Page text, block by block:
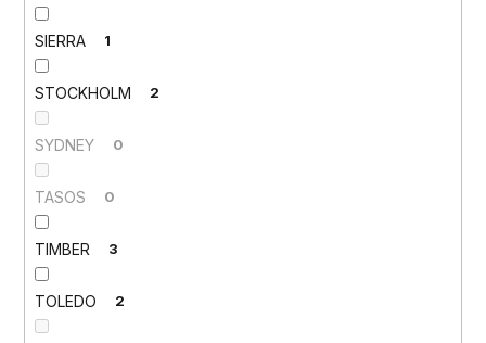
SIERRA 1
STOCKHOLM 2
SYDNEY 0
TASOS 0
TIMBER 3
TOLEDO 2